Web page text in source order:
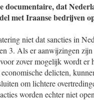
documentaire, dat
met Iraanse bedrijven
niet dat sancties in
3. Als er aanwijzingen
zover mogelijk wordt er
delicten,
om lichtere
worden echter niet